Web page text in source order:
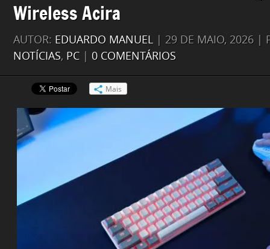
Wireless Acira
AUTOR: EDUARDO MANUEL | 29 DE MAIO, 2026 |
NOTÍCIAS, PC 0 COMENTÁRIOS
Mais